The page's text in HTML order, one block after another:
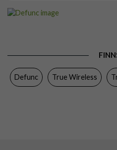
Varumärke
Defunc True Wireless